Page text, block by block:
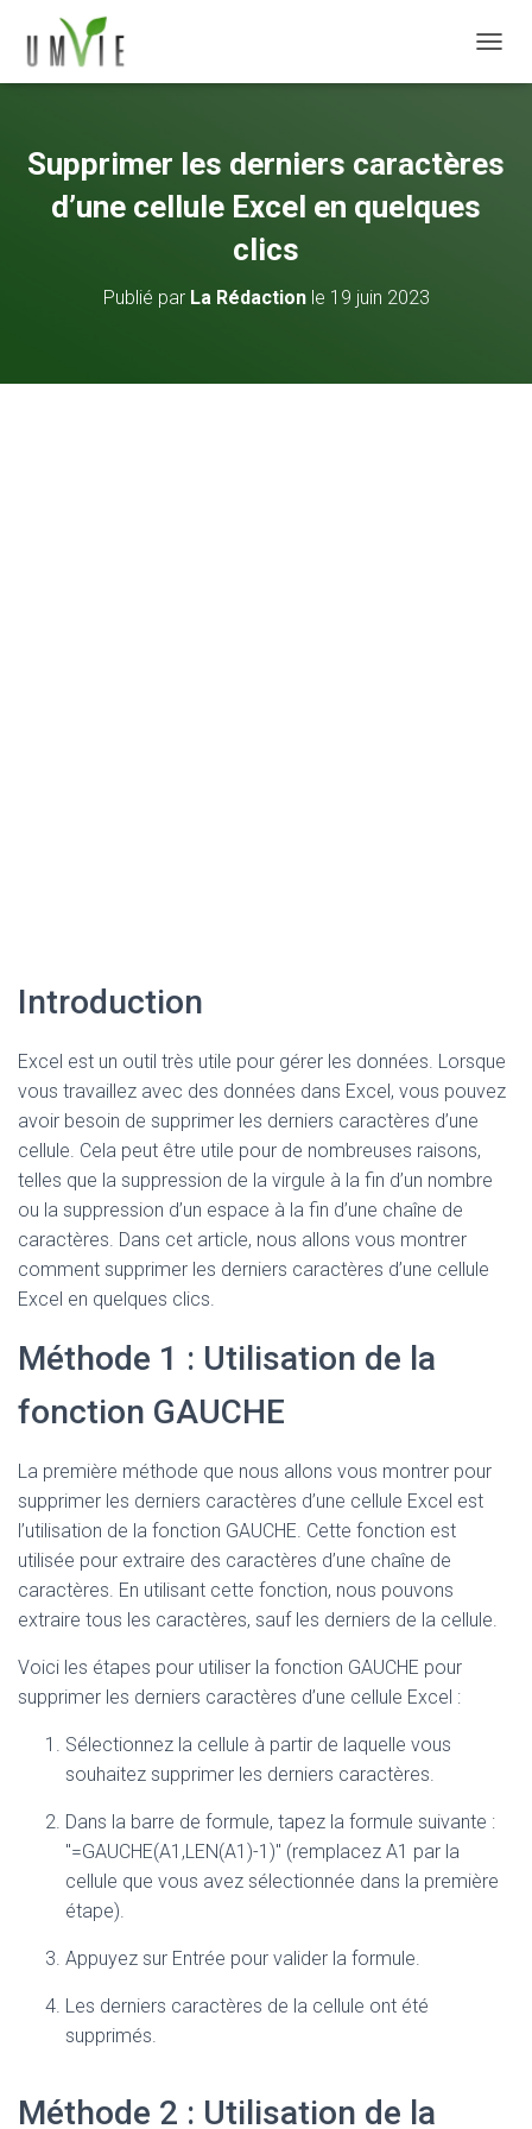
Supprimer les derniers caractères
d’une cellule Excel en quelques
clics
Publié par La Rédactionle 19 juin 2023
Introduction
Excel est un outil très utile pour gérer les données. Lorsque
vous travaillez avec des données dans Excel, vous pouvez
avoir besoin de supprimer les derniers caractères d’une
cellule. Cela peut être utile pour de nombreuses raisons,
telles que la suppression de la virgule à la fin d’un nombre
ou la suppression d’un espace à la fin d’une chaîne de
caractères. Dans cet article, nous allons vous montrer
comment supprimer les derniers caractères d’une cellule
Excel en quelques clics.
Méthode 1 : Utilisation de la
fonction GAUCHE
La première méthode que nous allons vous montrer pour
supprimer les derniers caractères d’une cellule Excel est
l’utilisation de la fonction GAUCHE. Cette fonction est
utilisée pour extraire des caractères d’une chaîne de
caractères. En utilisant cette fonction, nous pouvons
extraire tous les caractères, sauf les derniers de la cellule.
Voici les étapes pour utiliser la fonction GAUCHE pour
supprimer les derniers caractères d’une cellule Excel :
Sélectionnez la cellule à partir de laquelle vous
souhaitez supprimer les derniers caractères.
Dans la barre de formule, tapez la formule suivante :
"=GAUCHE(A1,LEN(A1)-1)" (remplacez A1 par la
cellule que vous avez sélectionnée dans la première
étape).
Appuyez sur Entrée pour valider la formule.
Les derniers caractères de la cellule ont été
supprimés.
Méthode 2 : Utilisation de la